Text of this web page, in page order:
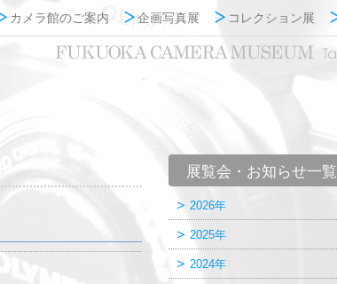
カメラ館のご案内 企画写真展 コレクション展
展覧会・お知らせ一覧
2026年
2025年
2024年